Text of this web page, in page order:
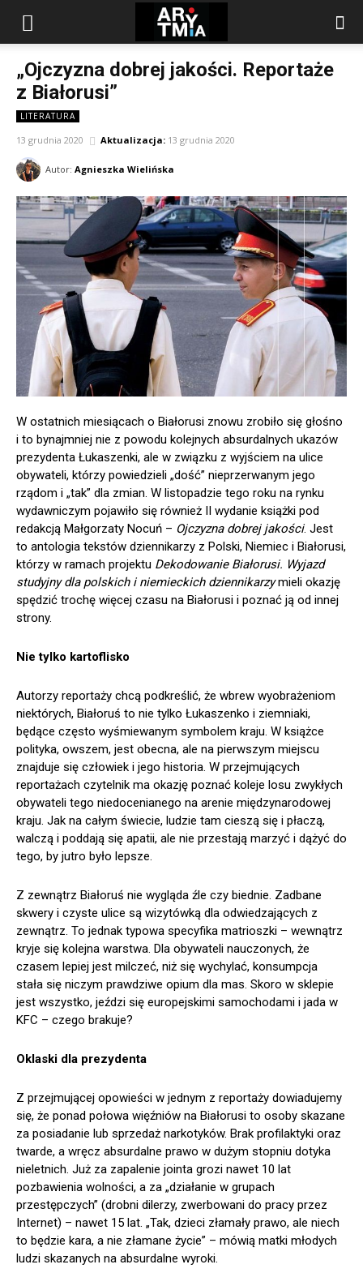
arytmia.eu
„Ojczyzna dobrej jakości. Reportaże
z Białorusi”
LITERATURA
13 grudnia 2020 Aktualizacja: 13 grudnia 2020
Autor: Agnieszka Wielińska
W ostatnich miesiącach o Białorusi znowu zrobiło się głośno
i to bynajmniej nie z powodu kolejnych absurdalnych ukazów
prezydenta Łukaszenki, ale w związku z wyjściem na ulice
obywateli, którzy powiedzieli „dość” nieprzerwanym jego
rządom i „tak” dla zmian. W listopadzie tego roku na rynku
wydawniczym pojawiło się również II wydanie książki pod
redakcją Małgorzaty Nocuń – Ojczyzna dobrej jakości. Jest
to antologia tekstów dziennikarzy z Polski, Niemiec i Białorusi,
którzy w ramach projektu Dekodowanie Białorusi. Wyjazd
studyjny dla polskich i niemieckich dziennikarzymieli okazję
spędzić trochę więcej czasu na Białorusi i poznać ją od innej
strony.
Nie tylko kartoflisko
Autorzy reportaży chcą podkreślić, że wbrew wyobrażeniom
niektórych, Białoruś to nie tylko Łukaszenko i ziemniaki,
będące często wyśmiewanym symbolem kraju. W książce
polityka, owszem, jest obecna, ale na pierwszym miejscu
znajduje się człowiek i jego historia. W przejmujących
reportażach czytelnik ma okazję poznać koleje losu zwykłych
obywateli tego niedocenianego na arenie międzynarodowej
kraju. Jak na całym świecie, ludzie tam cieszą się i płaczą,
walczą i poddają się apatii, ale nie przestają marzyć i dążyć do
tego, by jutro było lepsze.
Z zewnątrz Białoruś nie wygląda źle czy biednie. Zadbane
skwery i czyste ulice są wizytówką dla odwiedzających z
zewnątrz. To jednak typowa specyfika matrioszki – wewnątrz
kryje się kolejna warstwa. Dla obywateli nauczonych, że
czasem lepiej jest milczeć, niż się wychylać, konsumpcja
stała się niczym prawdziwe opium dla mas. Skoro w sklepie
jest wszystko, jeździ się europejskimi samochodami i jada w
KFC – czego brakuje?
Oklaski dla prezydenta
Z przejmującej opowieści w jednym z reportaży dowiadujemy
się, że ponad połowa więźniów na Białorusi to osoby skazane
za posiadanie lub sprzedaż narkotyków. Brak profilaktyki oraz
twarde, a wręcz absurdalne prawo w dużym stopniu dotyka
nieletnich. Już za zapalenie jointa grozi nawet 10 lat
pozbawienia wolności, a za „działanie w grupach
przestępczych” (drobni dilerzy, zwerbowani do pracy przez
Internet) – nawet 15 lat. „Tak, dzieci złamały prawo, ale niech
to będzie kara, a nie złamane życie” – mówią matki młodych
ludzi skazanych na absurdalne wyroki.